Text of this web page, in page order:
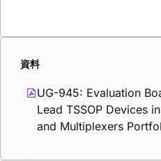
資料
UG-945: Evaluation
Lead TSSOP Devices
and Multiplexers